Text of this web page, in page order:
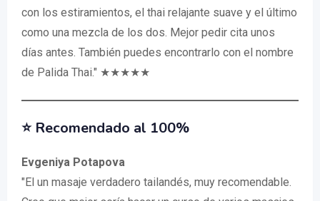
con los estiramientos, el thai relajante suave y el último
como una mezcla de los dos. Mejor pedir cita unos
días antes. También puedes encontrarlo con el nombre
de Palida Thai." ★★★★★
⭐️ Recomendado al 100%
Evgeniya Potapova
"El un masaje verdadero tailandés, muy recomendable.